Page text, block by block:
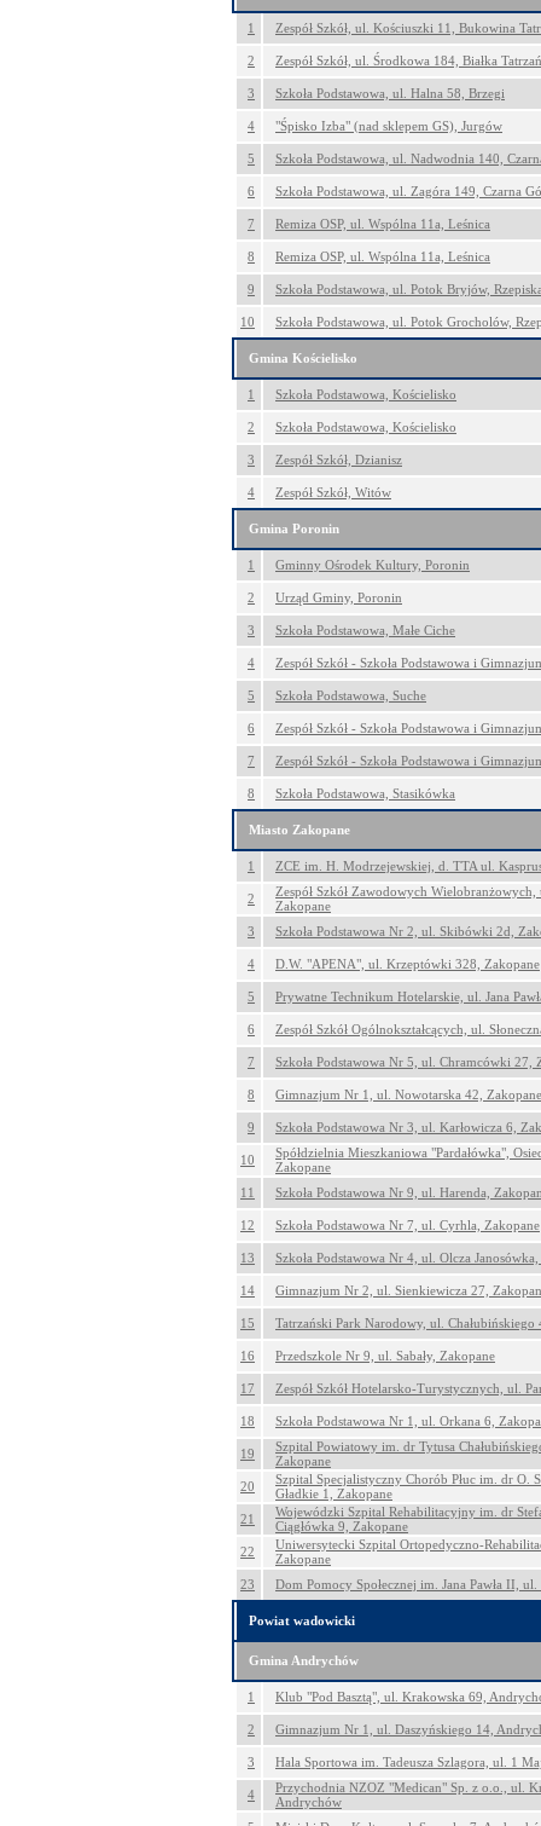
1 Zespół Szkół, ul. Kościuszki 11, Bukowina
2 Zespół Szkół, ul. Środkowa 184, Białka
3 Szkoła Podstawowa, ul. Halna 58, Brzegi
4 "Śpisko Izba" (nad sklepem GS), Jurgów
5 Szkoła Podstawowa, ul. Nadwodnia 140,
6 Szkoła Podstawowa, ul. Zagóra 149, Czarna
7 Remiza OSP, ul. Wspólna 11a, Leśnica
8 Remiza OSP, ul. Wspólna 11a, Leśnica
9 Szkoła Podstawowa, ul. Potok Bryjów,
10 Szkoła Podstawowa, ul. Potok Grocholów,
Gmina Kościelisko
1 Szkoła Podstawowa, Kościelisko
2 Szkoła Podstawowa, Kościelisko
3 Zespół Szkół, Dzianisz
4 Zespół Szkół, Witów
Gmina Poronin
1 Gminny Ośrodek Kultury, Poronin
2 Urząd Gminy, Poronin
3 Szkoła Podstawowa, Małe Ciche
4 Zespół Szkół - Szkoła Podstawowa i
5 Szkoła Podstawowa, Suche
6 Zespół Szkół - Szkoła Podstawowa i
7 Zespół Szkół - Szkoła Podstawowa i
8 Szkoła Podstawowa, Stasikówka
Miasto Zakopane
1 ZCE im. H. Modrzejewskiej, d. TTA ul.
2
Zespół Szkół Zawodowych
Zakopane
3
Szkoła Podstawowa Nr 2, ul. Skibówki 2d,
4 D.W. "APENA", ul. Krzeptówki 328, Zakopane
5 Prywatne Technikum Hotelarskie, ul. Jana
6 Zespół Szkół Ogólnokształcących, ul.
7 Szkoła Podstawowa Nr 5, ul. Chramcówki 27,
8 Gimnazjum Nr 1, ul. Nowotarska 42, Zakopane
9 Szkoła Podstawowa Nr 3, ul. Karłowicza 6,
10
Spółdzielnia Mieszkaniowa "Pardałówka",
Zakopane
11
Szkoła Podstawowa Nr 9, ul. Harenda,
12 Szkoła Podstawowa Nr 7, ul. Cyrhla, Zakopane
13 Szkoła Podstawowa Nr 4, ul. Olcza
14 Gimnazjum Nr 2, ul. Sienkiewicza 27,
15 Tatrzański Park Narodowy, ul. Chałubińskiego
16 Przedszkole Nr 9, ul. Sabały, Zakopane
17 Zespół Szkół Hotelarsko-Turystycznych, ul.
18 Szkoła Podstawowa Nr 1, ul. Orkana 6,
19
Szpital Powiatowy im. dr Tytusa
Zakopane
20
Szpital Specjalistyczny Chorób Płuc im. dr O.
Gładkie 1, Zakopane
21
Wojewódzki Szpital Rehabilitacyjny im. dr
Ciągłówka 9, Zakopane
22
Uniwersytecki Szpital Ortopedyczno-
Zakopane
23
Dom Pomocy Społecznej im. Jana Pawła II,
Powiat wadowicki
Gmina Andrychów
1 Klub "Pod Basztą", ul. Krakowska 69,
2 Gimnazjum Nr 1, ul. Daszyńskiego 14,
3 Hala Sportowa im. Tadeusza Szlagora, ul. 1
4
Przychodnia NZOZ "Medican" Sp. z o.o., ul.
Andrychów